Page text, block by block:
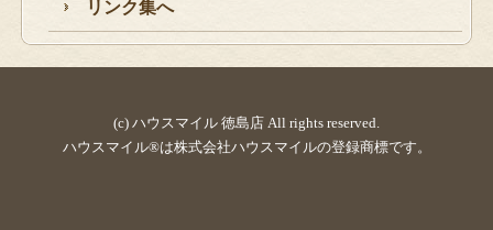
リンク集へ
(c) ハウスマイル 徳島店 All rights reserved.
ハウスマイル®は株式会社ハウスマイルの登録商標です。